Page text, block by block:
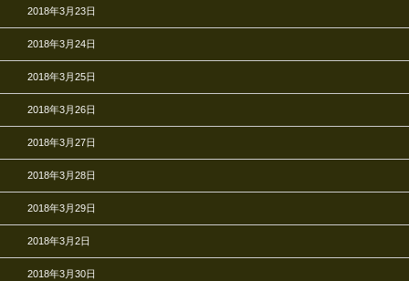
2018年3月23日
2018年3月24日
2018年3月25日
2018年3月26日
2018年3月27日
2018年3月28日
2018年3月29日
2018年3月2日
2018年3月30日